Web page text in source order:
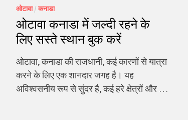
ओटावा/कनाडा
ओटावा कनाडा में जल्दी रहने के
लिए सस्ते स्थान बुक करें
ओटावा, कनाडा की राजधानी, कई कारणों से यात्रा
करने के लिए एक शानदार जगह है। यह
अविश्वसनीय रूप से सुंदर है, कई हरे क्षेत्रों और …